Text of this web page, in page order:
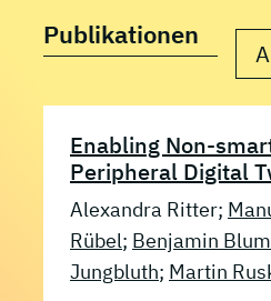
Publikationen
Enabling Non-
Peripheral Digital
Alexandra Ritter;
Rübel; Benjamin
Jungbluth; Martin